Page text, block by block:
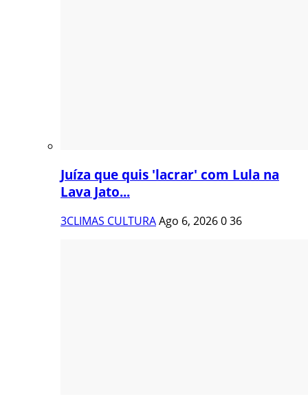
Juíza que quis 'lacrar' com Lula na
Lava Jato...
3CLIMAS CULTURAAgo 6, 2026036